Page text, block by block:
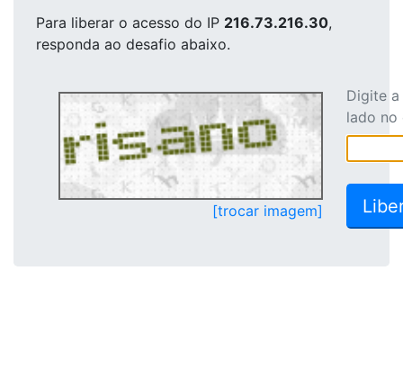
Para liberar o acesso do IP 216.73.216.30,
responda ao desafio abaixo.
[trocar imagem]
Digite
lado no